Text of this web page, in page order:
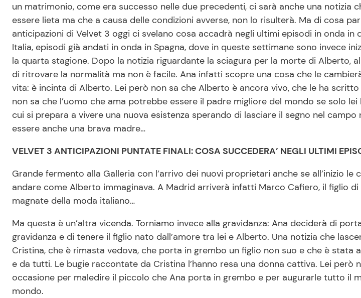
un matrimonio, come era successo nelle due precedenti, ci sarà anche una notizia
essere lieta ma che a causa delle condizioni avverse, non lo risulterà. Ma di cosa
anticipazioni di Velvet 3 oggi ci svelano cosa accadrà negli ultimi episodi in onda in
Italia, episodi già andati in onda in Spagna, dove in queste settimane sono invece
la quarta stagione. Dopo la notizia riguardante la sciagura per la morte di Alberto,
di ritrovare la normalità ma non è facile. Ana infatti scopre una cosa che le
vita: è incinta di Alberto. Lei però non sa che Alberto è ancora vivo, che le ha
non sa che l’uomo che ama potrebbe essere il padre migliore del mondo se solo
cui si prepara a vivere una nuova esistenza sperando di lasciare il segno nel campo
essere anche una brava madre…
VELVET 3 ANTICIPAZIONI PUNTATE FINALI: COSA SUCCEDERA’ NEGLI ULTIMI
Grande fermento alla Galleria con l’arrivo dei nuovi proprietari anche se all’inizio le
andare come Alberto immaginava. A Madrid arriverà infatti Marco Cafiero, il figlio di
magnate della moda italiano…
Ma questa è un’altra vicenda. Torniamo invece alla gravidanza: Ana deciderà di
gravidanza e di tenere il figlio nato dall’amore tra lei e Alberto. Una notizia che
Cristina, che è rimasta vedova, che porta in grembo un figlio non suo e che è stata
e da tutti. Le bugie raccontate da Cristina l’hanno resa una donna cattiva. Lei però
occasione per maledire il piccolo che Ana porta in grembo e per augurarle tutto il
mondo.